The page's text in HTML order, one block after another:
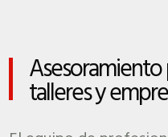
talleres y